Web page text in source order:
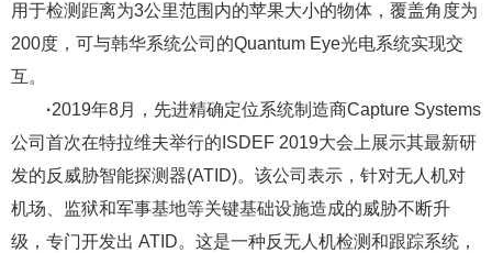
用于检测距离为3公里范围内的苹果大小的物体，覆盖角度为
200度，可与韩华系统公司的Quantum Eye光电系统实现交
互。
·2019年8月，先进精确定位系统制造商Capture Systems
公司首次在特拉维夫举行的ISDEF 2019大会上展示其最新研
发的反威胁智能探测器(ATID)。该公司表示，针对无人机对
机场、监狱和军事基地等关键基础设施造成的威胁不断升
级，专门开发出 ATID。这是一种反无人机检测和跟踪系统，